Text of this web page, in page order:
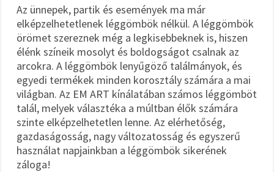
Az ünnepek, partik és események ma már
elképzelhetetlenek léggömbök nélkül. A léggömbök
örömet szereznek még a legkisebbeknek is, hiszen
élénk színeik mosolyt és boldogságot csalnak az
arcokra. A léggömbök lenyűgöző találmányok, és
egyedi termékek minden korosztály számára a mai
világban. Az EM ART kínálatában számos léggömböt
talál, melyek választéka a múltban élők számára
szinte elképzelhetetlen lenne. Az elérhetőség,
gazdaságosság, nagy változatosság és egyszerű
használat napjainkban a léggömbök sikerének
záloga!